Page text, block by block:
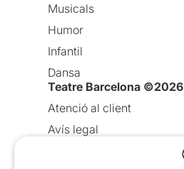
Musicals
Humor
Infantil
Dansa
Teatre Barcelona ©2026
Atenció al client
Avís legal